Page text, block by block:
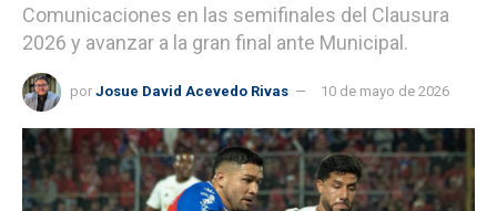
Comunicaciones en las semifinales del Clausura
2026 y avanzar a la gran final ante Municipal.
por Josue David Acevedo Rivas 10 de mayo de 2026